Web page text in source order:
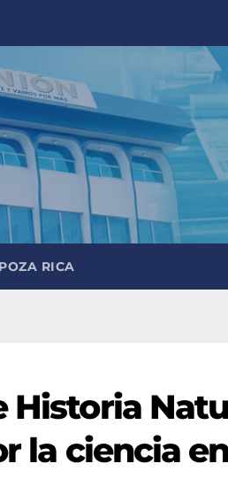
RICA
Historia
la ciencia